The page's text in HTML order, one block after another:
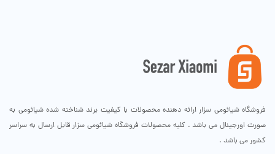
فروشگاه شیائومی سزار ارائه دهنده محصولات با کیفیت برند شناخته شده شیائومی به
صورت اورجینال می باشد . کلیه محصولات فروشگاه شیائومی سزار قابل ارسال به سراسر
کشور می باشد .